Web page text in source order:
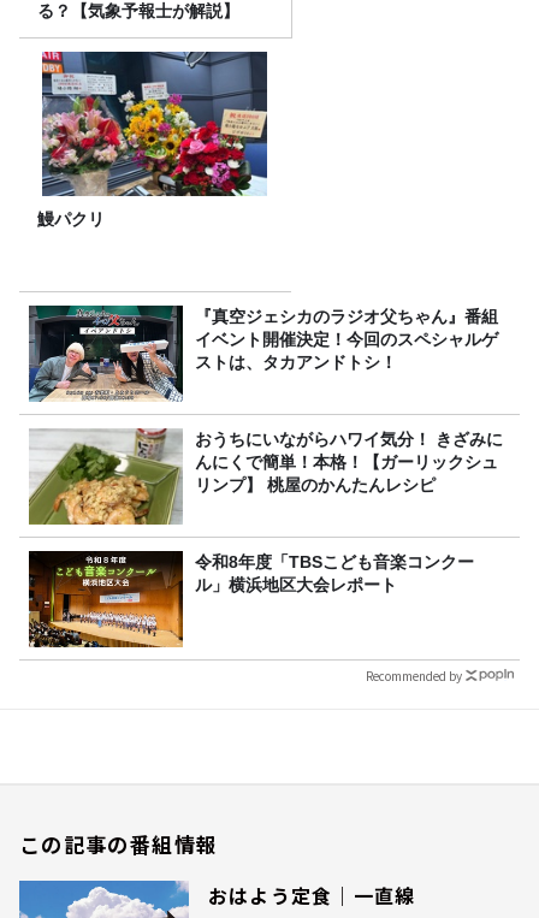
る？【気象予報士が解説】
鰻パクリ
『真空ジェシカのラジオ父ちゃん』番組
イベント開催決定！今回のスペシャルゲ
ストは、タカアンドトシ！
おうちにいながらハワイ気分！ きざみに
んにくで簡単！本格！【ガーリックシュ
リンプ】 桃屋のかんたんレシピ
令和8年度「TBSこども音楽コンクー
ル」横浜地区大会レポート
Recommended by
この記事の番組情報
おはよう定食｜一直線